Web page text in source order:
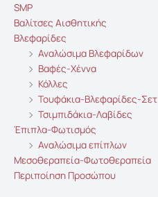
SMP
Βαλίτσες Αισθητικής
Βλεφαρίδες
Αναλώσιμα Βλεφαρίδων
Βαφές-Χέννα
Κόλλες
Τουφάκια-Βλεφαρίδες-Σετ
Τσιμπιδάκια-Λαβίδες
Έπιπλα-Φωτισμός
Αναλώσιμα επίπλων
Μεσοθεραπεία-Φωτοθεραπεία
Περιποίηση Προσώπου